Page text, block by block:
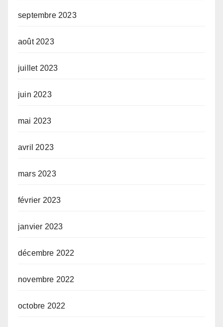
septembre 2023
août 2023
juillet 2023
juin 2023
mai 2023
avril 2023
mars 2023
février 2023
janvier 2023
décembre 2022
novembre 2022
octobre 2022